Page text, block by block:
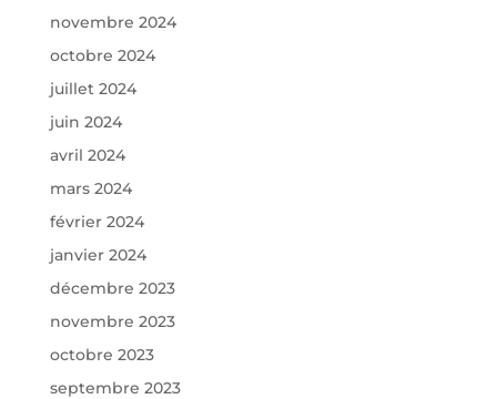
novembre 2024
octobre 2024
juillet 2024
juin 2024
avril 2024
mars 2024
février 2024
janvier 2024
décembre 2023
novembre 2023
octobre 2023
septembre 2023